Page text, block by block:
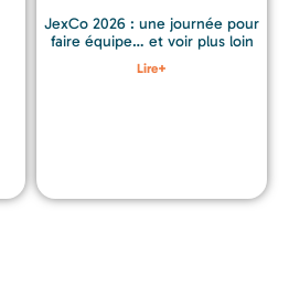
JexCo 2026 : une journée pour
faire équipe… et voir plus loin
Lire+